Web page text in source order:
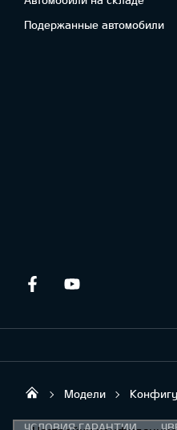
Подержанные автомобили
Facebook
Sirtaki OÜ
Модели
УСЛОВИЯ ГАРАНТИИ